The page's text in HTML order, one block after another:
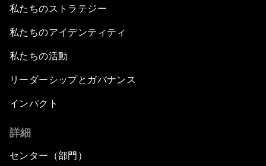
私たちのストラテジー
私たちのアイデンティティ
私たちの活動
リーダーシップとガバナンス
インパクト
詳細
センター（部門）